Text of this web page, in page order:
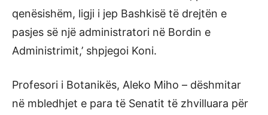
qenësishëm, ligji i jep Bashkisë të drejtën e
pasjes së një administratori në Bordin e
Administrimit,’ shpjegoi Koni.
Profesori i Botanikës, Aleko Miho – dëshmitar
në mbledhjet e para të Senatit të zhvilluara për